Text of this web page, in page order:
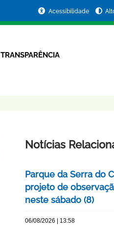
Acessibilidade
TRANSPARÊNCIA
Notícias
Parque da Serra do
projeto de
neste sábado (8)
06/08/2026 | 13:58